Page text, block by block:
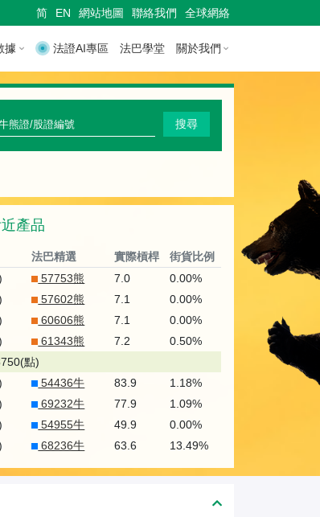
简 EN 網站地圖 聯絡我們 全球網絡
據 法證AI專區 法巴學堂 關於我們
搜尋
產品
法巴精選 實際槓桿
街貨比例
57753熊 7.0
0.00%
57602熊 7.1
0.00%
60606熊 7.1
0.00%
61343熊 7.2
0.50%
點)
54436牛 83.9
1.18%
69232牛 77.9
1.09%
54955牛 49.9
0.00%
68236牛 63.6 13.49%